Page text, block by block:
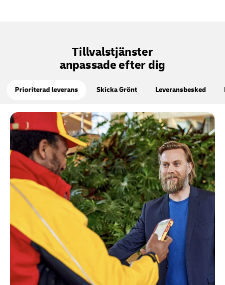
Tillvalstjänster
anpassade efter dig
Prioriterad leverans Skicka Grönt Leveransbesked